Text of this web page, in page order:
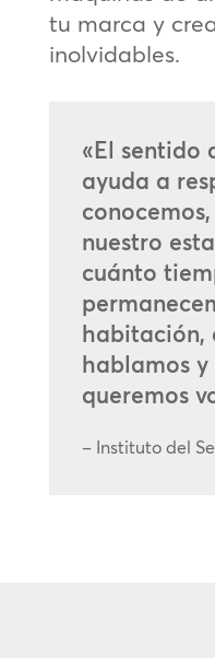
tu marca y
inolvidables.
«El sentido
ayuda a
nuestro
cuánto
habitación,
hablamos y
queremos
– Instituto del